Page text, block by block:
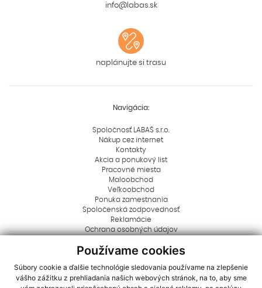
Používame cookies
Súbory cookie a ďalšie technológie sledovania používame na zlepšenie
vášho zážitku z prehliadania našich webových stránok, na to, aby sme
info@labas.sk
naplánujte si trasu
Navigácia:
Spoločnosť LABAŠ s.r.o.
Nákup cez internet
Kontakty
Akcia a ponukový list
Pracovné miesta
Maloobchod
Veľkoobchod
Ponuka zamestnania
Spoločenská zodpovednosť
Reklamácie
Ochrana osobných údajov
Rady a tipy
Aktuality
Logá na stiahnutie